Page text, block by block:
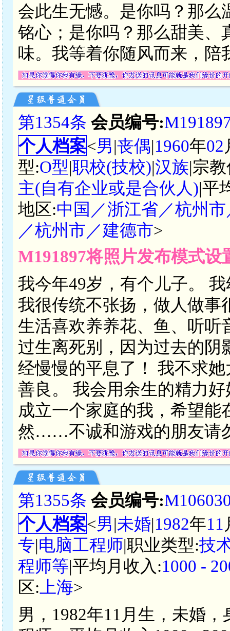
会此生无憾。是你吗？那么
铭心；是你吗？那么甜美、
味。我等着你随风而来，
第1354条 会员编号:
个人档案<男|丧偶|1960年02
型:O型|职校(技校)|汉族|宗
主(自有企业或是合伙人)|平
地区:中国／浙江省／杭州
／杭州市／建德市>
M191897将照片发布模式
我今年49岁，有个儿子。
我很传统不张扬，做人做事
生活喜欢养养花、鱼、听听
过生离死别，因为过去的阴
经慢慢的平息了！ 我不求
善良。 我会用余生的精力
成立一个家庭的我，希望
然……不诚和游戏的朋友请
第1355条 会员编号:
个人档案<男|未婚|1982年11
专|电脑工程师|职业类型:技
程师等|平均月收入:1000 -
区: 上海>
男，1982年11月生，未婚